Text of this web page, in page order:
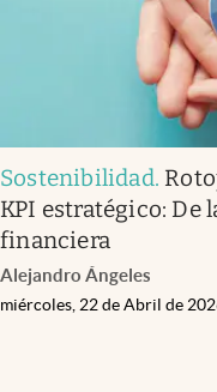
Sostenibilidad.
KPI estratégico: De
financiera
Alejandro Ángeles
miércoles, 22 de Abril de